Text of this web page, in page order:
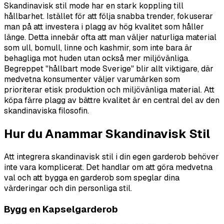
Skandinavisk stil mode har en stark koppling till
hållbarhet. Istället för att följa snabba trender, fokuserar
man på att investera i plagg av hög kvalitet som håller
länge. Detta innebär ofta att man väljer naturliga material
som ull, bomull, linne och kashmir, som inte bara är
behagliga mot huden utan också mer miljövänliga.
Begreppet "hållbart mode Sverige" blir allt viktigare, där
medvetna konsumenter väljer varumärken som
prioriterar etisk produktion och miljövänliga material. Att
köpa färre plagg av bättre kvalitet är en central del av den
skandinaviska filosofin.
Hur du Anammar Skandinavisk Stil
Att integrera skandinavisk stil i din egen garderob behöver
inte vara komplicerat. Det handlar om att göra medvetna
val och att bygga en garderob som speglar dina
värderingar och din personliga stil.
Bygg en Kapselgarderob